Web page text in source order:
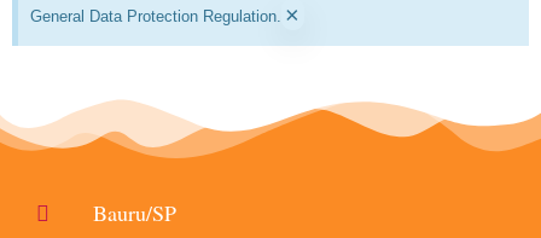
General Data Protection Regulation. ×
Bauru/SP